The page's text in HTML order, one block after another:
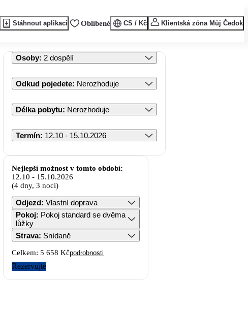
Stáhnout aplikaci Oblíbené CS / Kč Klientská zóna Můj Čedok
Osoby: 2 dospělí
Odkud pojedete: Nerozhoduje
Délka pobytu: Nerozhoduje
Termín: 12.10 - 15.10.2026
Nejlepší možnost v tomto období:
12.10 - 15.10.2026
(4 dny, 3 noci)
Odjezd: Vlastní doprava
Pokoj: Pokoj standard se dvěma
lůžky
Strava: Snídaně
Celkem: 5 658 Kčpodrobnosti
Rezervujte